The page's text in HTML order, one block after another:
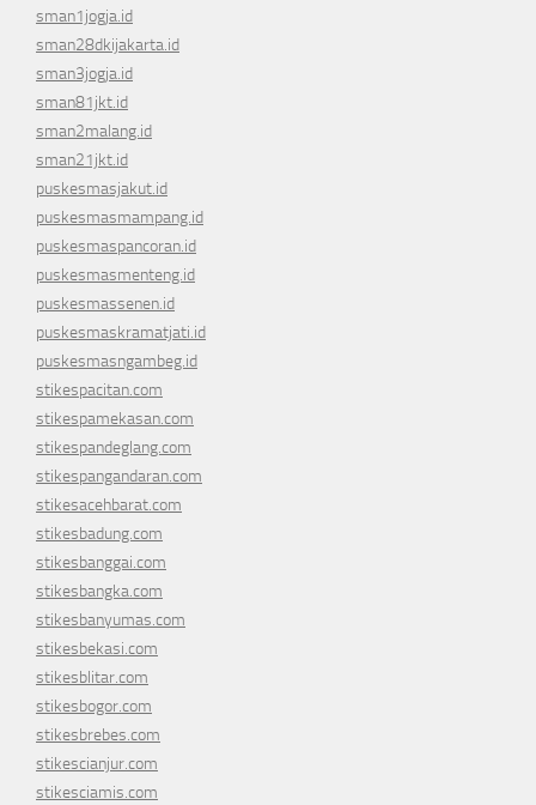
sman1jogja.id
sman28dkijakarta.id
sman3jogja.id
sman81jkt.id
sman2malang.id
sman21jkt.id
puskesmasjakut.id
puskesmasmampang.id
puskesmaspancoran.id
puskesmasmenteng.id
puskesmassenen.id
puskesmaskramatjati.id
puskesmasngambeg.id
stikespacitan.com
stikespamekasan.com
stikespandeglang.com
stikespangandaran.com
stikesacehbarat.com
stikesbadung.com
stikesbanggai.com
stikesbangka.com
stikesbanyumas.com
stikesbekasi.com
stikesblitar.com
stikesbogor.com
stikesbrebes.com
stikescianjur.com
stikesciamis.com